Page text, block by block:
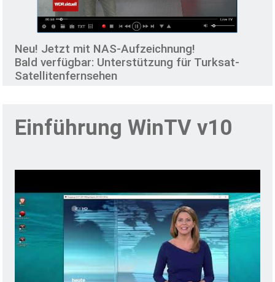
Neu! Jetzt mit NAS-Aufzeichnung!
Bald verfügbar: Unterstützung für Turksat-
Satellitenfernsehen
Einführung WinTV v10